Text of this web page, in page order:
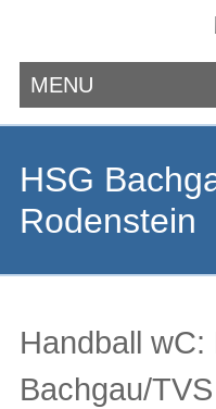
MENU
HSG
Rodenstein
Handball wC:
Bachgau/